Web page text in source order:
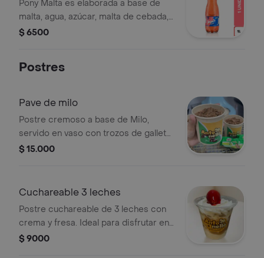
Pony Malta es elaborada a base de
malta, agua, azúcar, malta de cebada,
vitaminas, entre otros ingredientes.
$ 6500
Postres
Pave de milo
Postre cremoso a base de Milo,
servido en vaso con trozos de galleta
Milo.
$ 15.000
Cuchareable 3 leches
Postre cuchareable de 3 leches con
crema y fresa. Ideal para disfrutar en
cualquier momento.
$ 9000